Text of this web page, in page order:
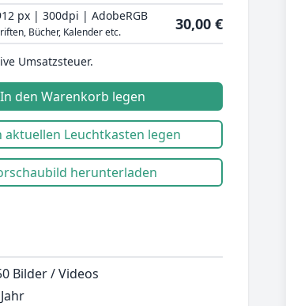
px | 300dpi | AdobeRGB
Bücher, Kalender etc. 30,00 €
Umsatzsteuer.
In den Warenkorb legen
aktuellen Leuchtkasten legen
herunterladen
Bilder / Videos